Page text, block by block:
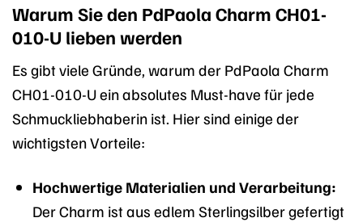
Warum Sie den PdPaola Charm CH01-
010-U lieben werden
Es gibt viele Gründe, warum der PdPaola Charm
CH01-010-U ein absolutes Must-have für jede
Schmuckliebhaberin ist. Hier sind einige der
wichtigsten Vorteile:
Hochwertige Materialien und Verarbeitung:
Der Charm ist aus edlem Sterlingsilber gefertigt